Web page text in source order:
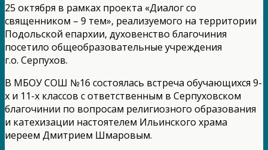
25 октября в рамках проекта «Диалог со
священником – 9 тем», реализуемого на территории
Подольской епархии, духовенство благочиния
посетило общеобразовательные учреждения
г.о. Серпухов.
В МБОУ СОШ №16 состоялась встреча обучающихся 9-
х и 11-х классов с ответственным в Серпуховском
благочинии по вопросам религиозного образования
и катехизации настоятелем Ильинского храма
иереем Дмитрием Шмаровым.